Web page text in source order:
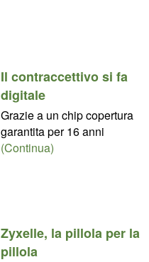
Il contraccettivo si fa
digitale
Grazie a un chip copertura
garantita per 16 anni
(Continua)
Zyxelle, la pillola per la
pillola